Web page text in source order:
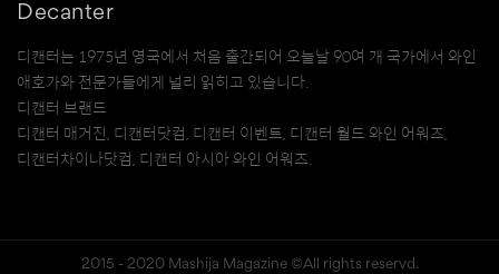
Decanter
디캔터는 1975년 영국에서 처음 출간되어 오늘날 90여 개 국가에서 와인
애호가와 전문가들에게 널리 읽히고 있습니다.
디캔터 브랜드
디캔터 매거진, 디캔터닷컴, 디캔터 이벤트, 디캔터 월드 와인 어워즈,
디캔터차이나닷컴, 디캔터 아시아 와인 어워즈.
2015 - 2020 Mashija Magazine ©All rights reservd.